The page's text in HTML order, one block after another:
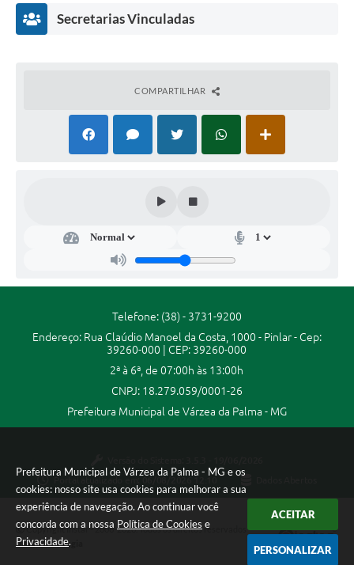
Prefeitura Municipal de Várzea da Palma - MG e os
cookies: nosso site usa cookies para melhorar a sua
experiência de navegação. Ao continuar você
concorda com a nossa Política de Cookies e
Privacidade.
ACEITAR
PERSONALIZAR
Serviços OnlineSecretarias Vinculadas
etar
e
COMPARTILHAR
Telefone: (38) - 3731-9200
Endereço: Rua Claúdio Manoel da Costa, 1000 - Pinlar - Cep:
39260-000 | CEP: 39260-000
2ª à 6ª, de 07:00h às 13:00h
CNPJ: 18.279.059/0001-26
Prefeitura Municipal de Várzea da Palma - MG
Portal atualizado em:
Copyright Instar - 2006-2026. Todos os direitos reservados -
Instar Tecnologia